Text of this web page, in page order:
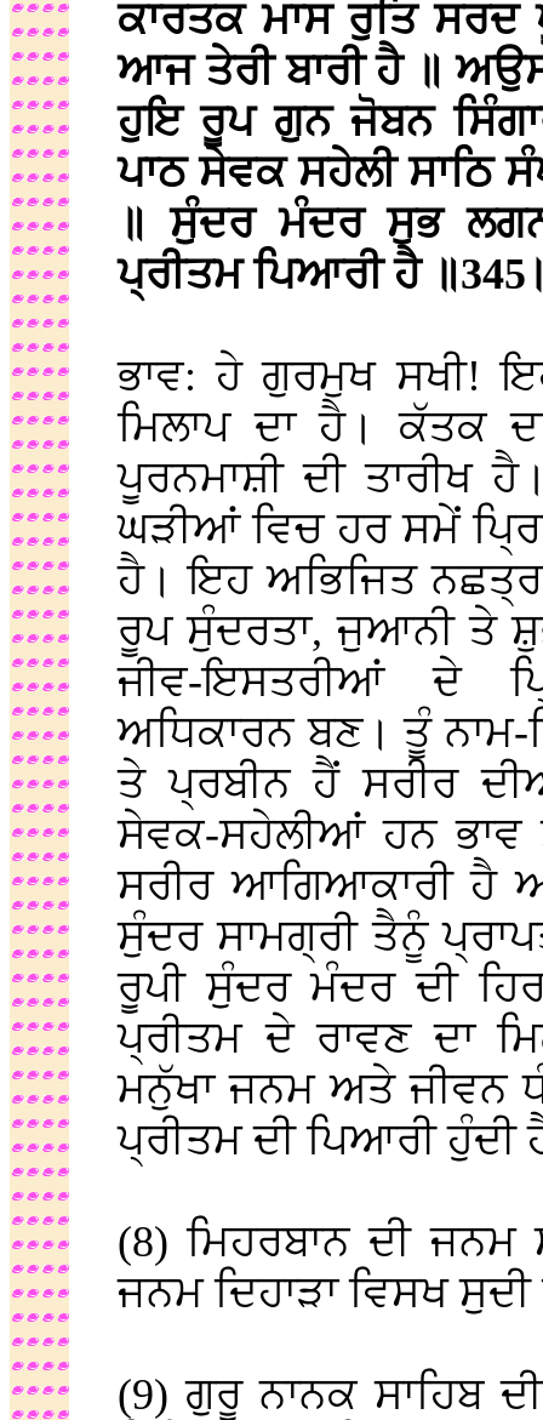
ਕਾਰਤਕ ਮਾਸ ਰੁਤਿ ਸਰਦ
ਆਜ ਤੇਰੀ ਬਾਰੀ ਹੈ ॥
ਹੁਇ ਰੂਪ ਗੁਨ ਜੋਬਨ
ਪਾਠ ਸੇਵਕ ਸਹੇਲੀ ਸਾਠਿ
॥ ਸੁੰਦਰ ਮੰਦਰ ਸੁਭ
ਪ੍ਰੀਤਮ ਪਿਆਰੀ ਹੈ
ਭਾਵ: ਹੇ ਗੁਰਮੁਖ ਸਖੀ!
ਮਿਲਾਪ ਦਾ ਹੈ। ਕੱਤਕ
ਪੂਰਨਮਾਸ਼ੀ ਦੀ ਤਾਰੀਖ
ਘੜੀਆਂ ਵਿਚ ਹਰ ਸਮੇਂ
ਹੈ। ਇਹ ਅਭਿਜਿਤ
ਰੂਪ ਸੁੰਦਰਤਾ, ਜੁਆਨੀ ਤੇ
ਜੀਵ-ਇਸਤਰੀਆਂ ਦੇ
ਅਧਿਕਾਰਨ ਬਣ। ਤੂੰ ਨਾਮ-
ਤੇ ਪ੍ਰਬੀਨ ਹੈਂ ਸਰੀਰ
ਸੇਵਕ-ਸਹੇਲੀਆਂ ਹਨ ਭਾਵ
ਸਰੀਰ ਆਗਿਆਕਾਰੀ ਹੈ
ਸੁੰਦਰ ਸਾਮਗ੍ਰੀ ਤੈਨੂੰ
ਰੂਪੀ ਸੁੰਦਰ ਮੰਦਰ ਦੀ
ਪ੍ਰੀਤਮ ਦੇ ਰਾਵਣ ਦਾ
ਮਨੁੱਖਾ ਜਨਮ ਅਤੇ
ਪ੍ਰੀਤਮ ਦੀ ਪਿਆਰੀ ਹੁੰਦੀ
(8) ਮਿਹਰਬਾਨ ਦੀ ਜਨਮ
ਜਨਮ ਦਿਹਾੜਾ ਵਿਸਖ
(9) ਗੁਰੂ ਨਾਨਕ ਸਾਹਿਬ